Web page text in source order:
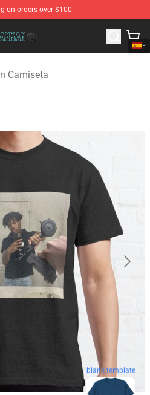
on orders over $100
Kankan Merchandise Shop
Camiseta
blank template